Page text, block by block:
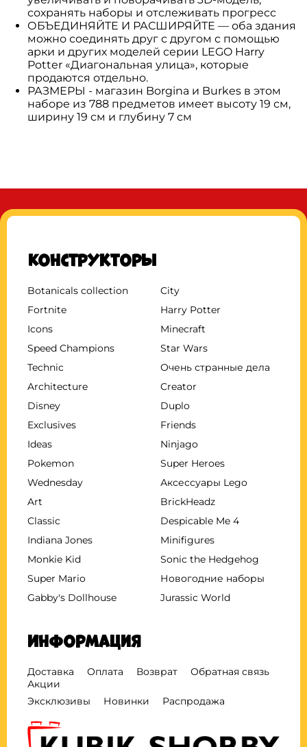
сохранять наборы и отслеживать прогресс
ОБЪЕДИНЯЙТЕ И РАСШИРЯЙТЕ — оба здания
можно соединять друг с другом с помощью
арки и других моделей серии LEGO Harry
Potter «Диагональная улица», которые
продаются отдельно.
РАЗМЕРЫ - магазин Borgina и Burkes в этом
наборе из 788 предметов имеет высоту 19 см,
ширину 19 см и глубину 7 см
Конструкторы
Botanicals collection
City
Fortnite
Harry Potter
Icons
Minecraft
Speed Champions
Star Wars
Technic
Очень странные дела
Architecture
Creator
Disney
Duplo
Exclusives
Friends
Ideas
Ninjago
Pokemon
Super Heroes
Wednesday
Аксессуары Lego
Art
BrickHeadz
Classic
Despicable Me 4
Indiana Jones
Minifigures
Monkie Kid
Sonic the Hedgehog
Super Mario
Новогодние наборы
Gabby's Dollhouse
Jurassic World
Информация
Доставка Оплата Возврат
Обратная связь
Акции
Эксклюзивы
Новинки Распродажа